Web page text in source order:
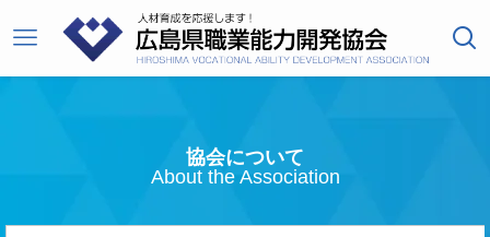
協会について
About the Association